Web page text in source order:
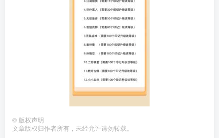
© 版权声明
文章版权归作者所有，未经允许请勿转载。